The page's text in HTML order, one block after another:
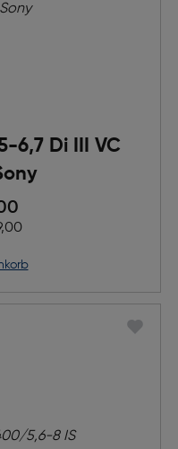
6,7 Di III VC
Rabatts
Preis